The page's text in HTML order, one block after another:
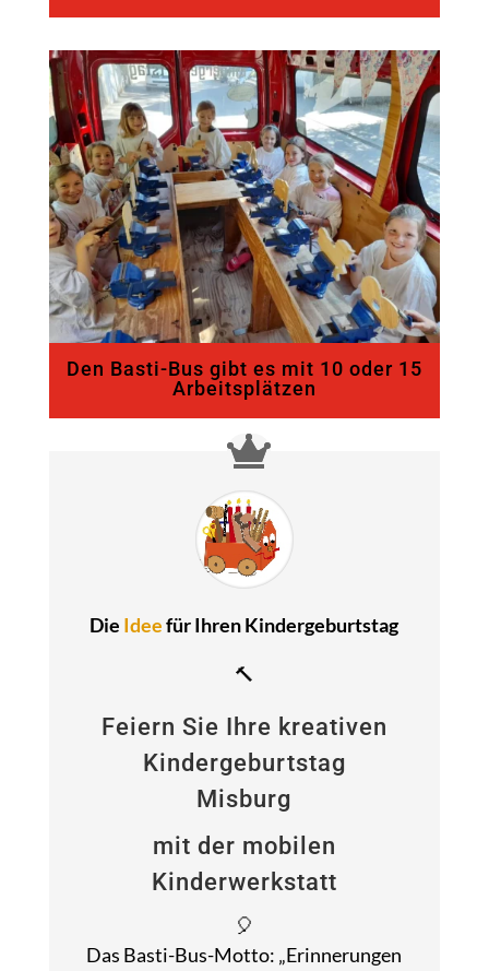
Den Basti-Bus gibt es mit 10 oder 15
Arbeitsplätzen
Die Ideefür Ihren Kindergeburtstag
🔨
Feiern Sie Ihre kreativen
Kindergeburtstag
Misburg
mit der mobilen
Kinderwerkstatt
🎈
Das Basti-Bus-Motto: „Erinnerungen